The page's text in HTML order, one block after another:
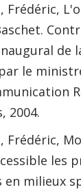
Frédéric,
de
le
2004.
Frédéric,
les
en milieux